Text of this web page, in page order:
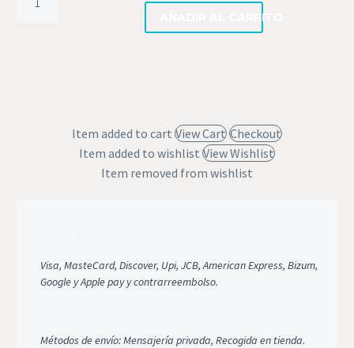
AÑADIR AL CARRITO
Item added to cart View Cart Checkout
Item added to wishlist View Wishlist
Item removed from wishlist
Visa, MasteCard, Discover, Upi, JCB, American Express, Bizum,
Google y Apple pay y contrarreembolso.
Métodos de envío: Mensajería privada, Recogida en tienda.